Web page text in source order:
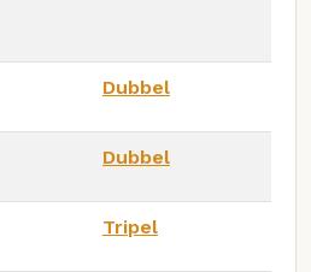
Dubbel
Dubbel
Tripel